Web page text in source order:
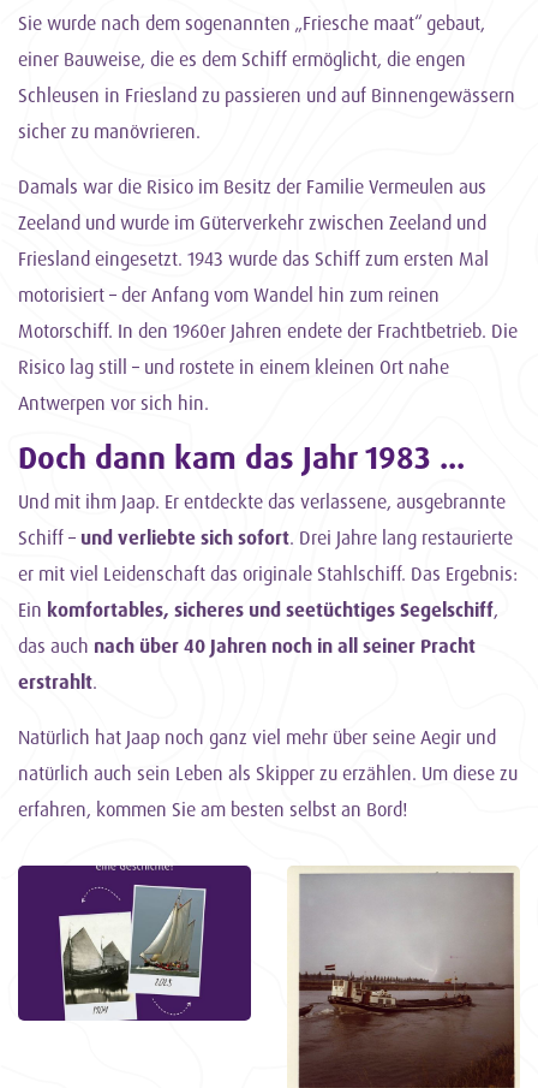
Sie wurde nach dem sogenannten „Friesche maat“ gebaut,
einer Bauweise, die es dem Schiff ermöglicht, die engen
Schleusen in Friesland zu passieren und auf Binnengewässern
sicher zu manövrieren.
Damals war die Risico im Besitz der Familie Vermeulen aus
Zeeland und wurde im Güterverkehr zwischen Zeeland und
Friesland eingesetzt. 1943 wurde das Schiff zum ersten Mal
motorisiert – der Anfang vom Wandel hin zum reinen
Motorschiff. In den 1960er Jahren endete der Frachtbetrieb. Die
Risico lag still – und rostete in einem kleinen Ort nahe
Antwerpen vor sich hin.
Doch dann kam das Jahr 1983 ...
Und mit ihm Jaap. Er entdeckte das verlassene, ausgebrannte
Schiff – und verliebte sich sofort. Drei Jahre lang restaurierte
er mit viel Leidenschaft das originale Stahlschiff. Das Ergebnis:
Ein komfortables, sicheres und seetüchtiges Segelschiff,
das auch nach über 40 Jahren noch in all seiner Pracht
erstrahlt.
Natürlich hat Jaap noch ganz viel mehr über seine Aegir und
natürlich auch sein Leben als Skipper zu erzählen. Um diese zu
erfahren, kommen Sie am besten selbst an Bord!